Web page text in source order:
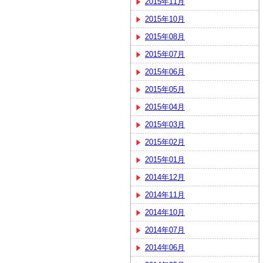
2015年10月
2015年08月
2015年07月
2015年06月
2015年05月
2015年04月
2015年03月
2015年02月
2015年01月
2014年12月
2014年11月
2014年10月
2014年07月
2014年06月